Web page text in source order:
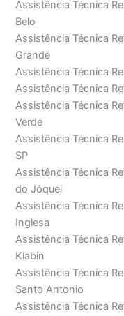
Assistência Técnica
Belo
Assistência Técnica
Grande
Assistência Técnica
Assistência Técnica
Assistência Técnica
Verde
Assistência Técnica
SP
Assistência Técnica
do Jóquei
Assistência Técnica
Inglesa
Assistência Técnica
Klabin
Assistência Técnica
Santo Antonio
Assistência Técnica